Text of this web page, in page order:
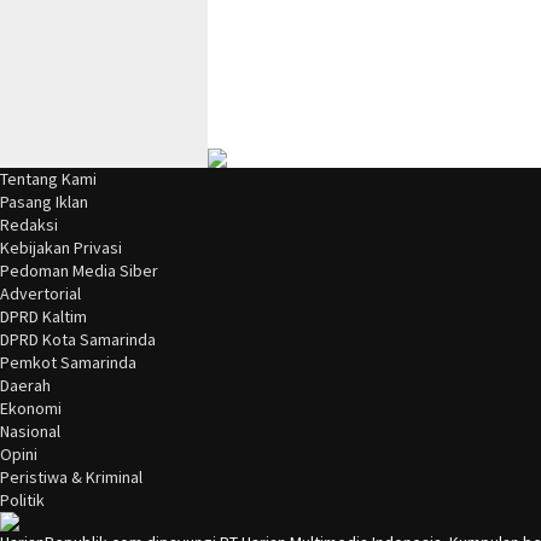
Tentang Kami
Pasang Iklan
Redaksi
Kebijakan Privasi
Pedoman Media Siber
Advertorial
DPRD Kaltim
DPRD Kota Samarinda
Pemkot Samarinda
Daerah
Ekonomi
Nasional
Opini
Peristiwa & Kriminal
Politik